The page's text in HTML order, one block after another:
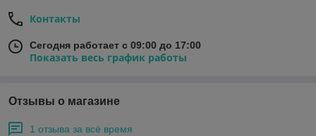
Контакты
Сегодня работает с 09:00 до 17:00
Показать весь график работы
Отзывы о магазине
1 отзыва за всё время